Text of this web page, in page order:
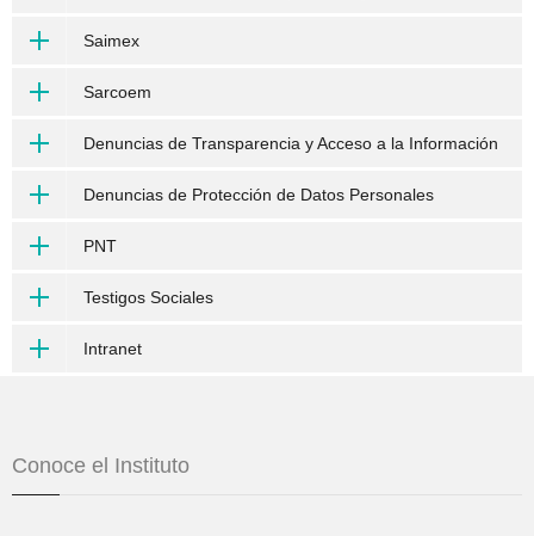
Saimex
Sarcoem
Denuncias de Transparencia y Acceso a la Información
Denuncias de Protección de Datos Personales
PNT
Testigos Sociales
Intranet
Conoce el Instituto